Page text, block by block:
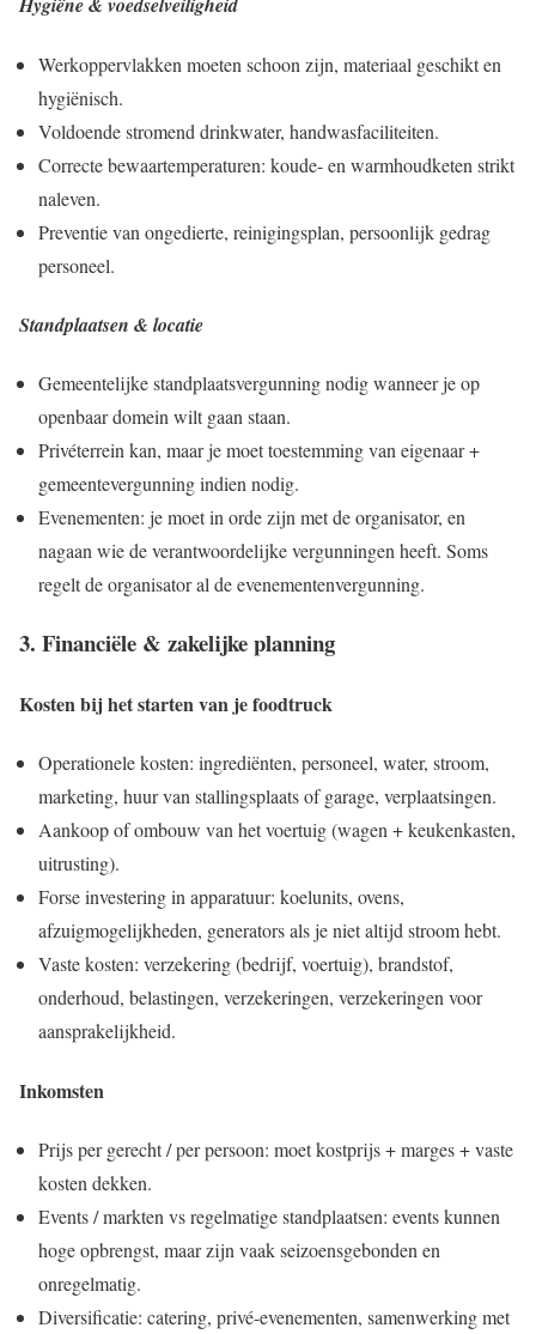
Werkoppervlakken moeten schoon zijn, materiaal geschikt en
hygiënisch.
Voldoende stromend drinkwater, handwasfaciliteiten.
Correcte bewaartemperaturen: koude- en warmhoudketen strikt
naleven.
Preventie van ongedierte, reinigingsplan, persoonlijk gedrag
personeel.
Standplaatsen & locatie
Gemeentelijke standplaatsvergunning nodig wanneer je op
openbaar domein wilt gaan staan.
Privéterrein kan, maar je moet toestemming van eigenaar +
gemeentevergunning indien nodig.
Evenementen: je moet in orde zijn met de organisator, en
nagaan wie de verantwoordelijke vergunningen heeft. Soms
regelt de organisator al de evenementenvergunning.
3. Financiële & zakelijke planning
Kosten bij het starten van je foodtruck
Operationele kosten: ingrediënten, personeel, water, stroom,
marketing, huur van stallingsplaats of garage, verplaatsingen.
Aankoop of ombouw van het voertuig (wagen + keukenkasten,
uitrusting).
Forse investering in apparatuur: koelunits, ovens,
afzuigmogelijkheden, generators als je niet altijd stroom hebt.
Vaste kosten: verzekering (bedrijf, voertuig), brandstof,
onderhoud, belastingen, verzekeringen, verzekeringen voor
aansprakelijkheid.
Inkomsten
Prijs per gerecht / per persoon: moet kostprijs + marges + vaste
kosten dekken.
Events / markten vs regelmatige standplaatsen: events kunnen
hoge opbrengst, maar zijn vaak seizoensgebonden en
onregelmatig.
Diversificatie: catering, privé-evenementen, samenwerking met